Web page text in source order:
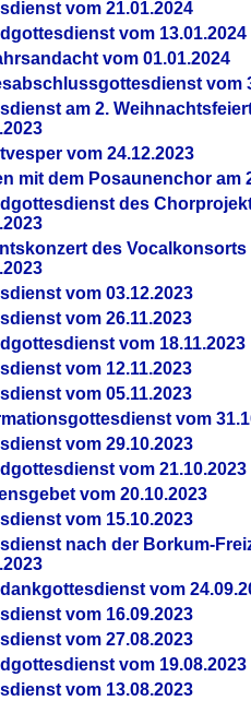
vom 21.01.2024
vom 13.01.2024
vom 01.01.2024
vom
am 2.
vom 24.12.2023
mit dem Posaunenchor am
des
des Vocalkonsorts
vom 03.12.2023
vom 26.11.2023
vom 18.11.2023
vom 12.11.2023
vom 05.11.2023
vom
vom 29.10.2023
vom 21.10.2023
vom 20.10.2023
vom 15.10.2023
nach der Borkum-
vom
vom 16.09.2023
vom 27.08.2023
vom 19.08.2023
vom 13.08.2023